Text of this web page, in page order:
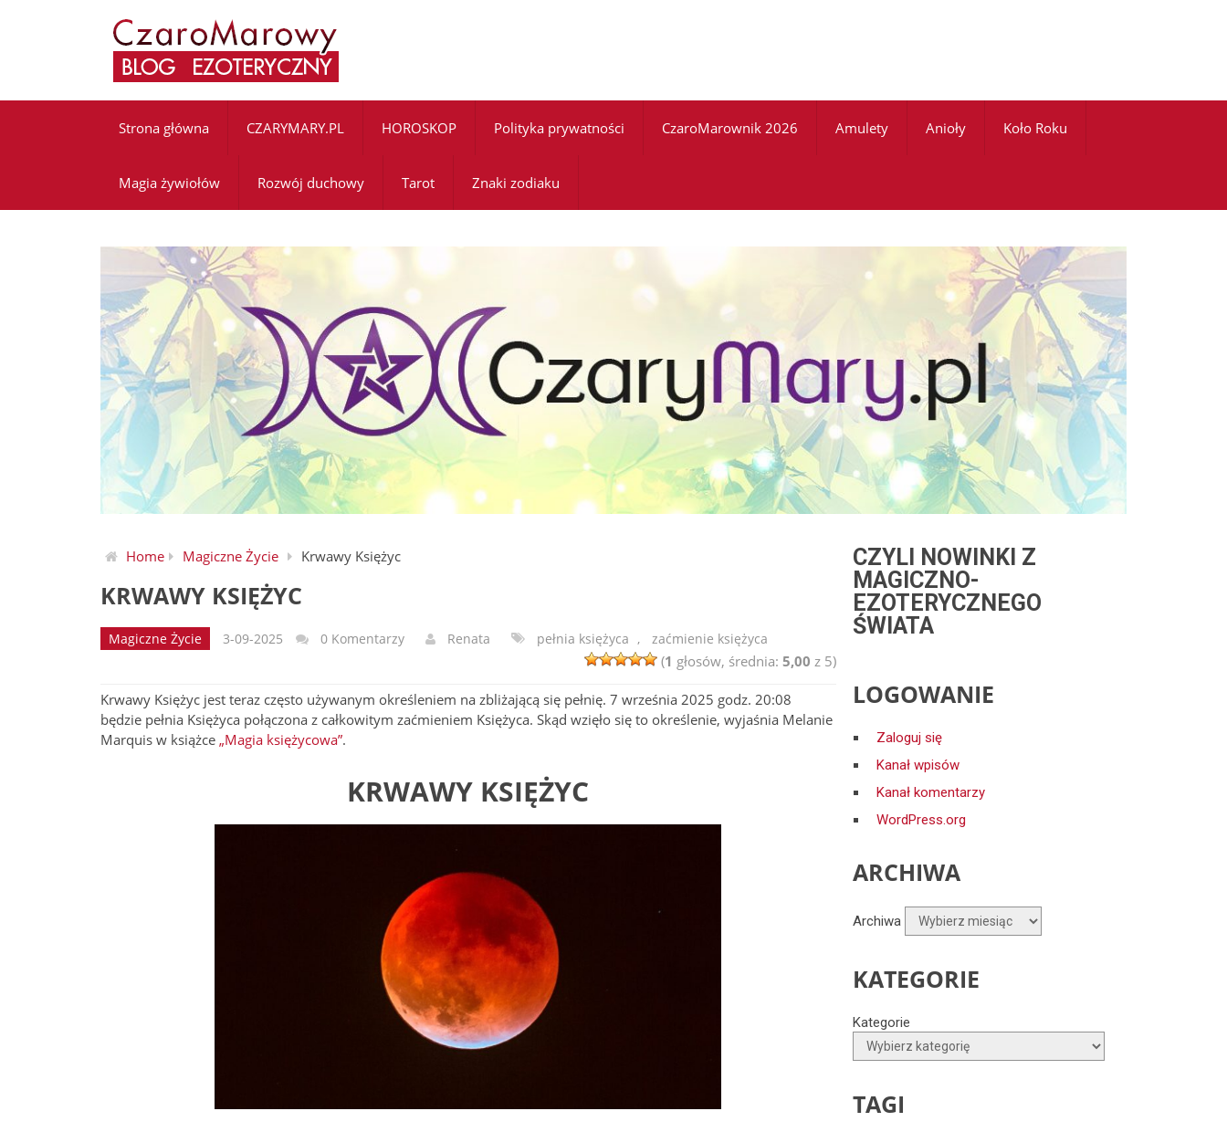
Strona główna CZARYMARY.PL HOROSKOP Polityka prywatności CzaroMarownik 2026 Amulety Anioły Koło Roku
Magia żywiołów Rozwój duchowy Tarot Znaki zodiaku
Home Magiczne Życie Krwawy Księżyc
KRWAWY KSIĘŻYC
Magiczne Życie 3-09-2025 0 Komentarzy Renata pełnia księżyca , zaćmienie księżyca
(1 głosów, średnia: 5,00 z 5)
Krwawy Księżyc jest teraz często używanym określeniem na zbliżającą się pełnię. 7 września 2025 godz. 20:08
będzie pełnia Księżyca połączona z całkowitym zaćmieniem Księżyca. Skąd wzięło się to określenie, wyjaśnia Melanie
Marquis w książce „Magia księżycowa”.
KRWAWY KSIĘŻYC
CZYLI NOWINKI Z
MAGICZNO-
EZOTERYCZNEGO
ŚWIATA
LOGOWANIE
Zaloguj się
Kanał wpisów
Kanał komentarzy
WordPress.org
ARCHIWA
Archiwa
KATEGORIE
Kategorie
TAGI